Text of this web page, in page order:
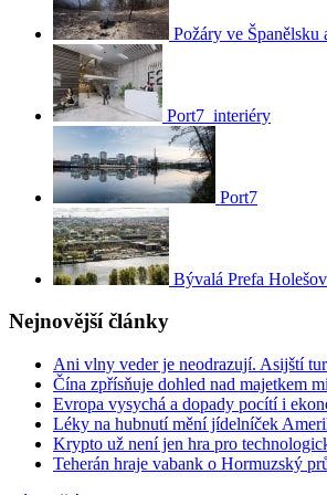
Požáry ve Španělsku
Port7_interiéry
Port7
Bývalá Prefa
Nejnovější články
Ani vlny veder je neodrazují. Asijští
Čína zpřísňuje dohled nad majetkem
Evropa vysychá a dopady pocítí i
Léky na hubnutí mění jídelníček
Krypto už není jen hra pro
Teherán hraje vabank o Hormuzský